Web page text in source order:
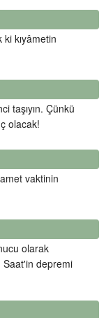
kıyâmetin
taşıyın. Çünkü
olacak!
vaktinin
olarak
Saat'in depremi